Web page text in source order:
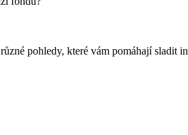
pohledy, které vám pomáhají sladit